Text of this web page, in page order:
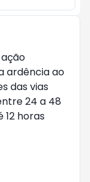
ardência ao
das vias
24 a 48
horas